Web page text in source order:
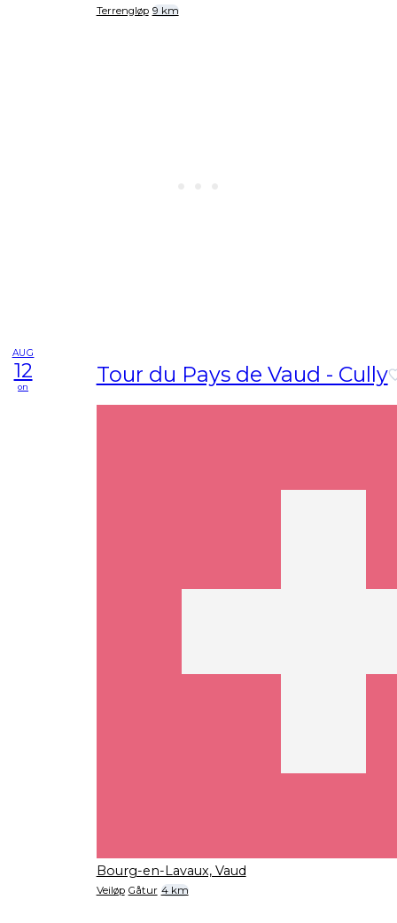
Terrengløp 9 km
AUG
12
on Tour du Pays de Vaud - Cully
Bourg-en-Lavaux, Vaud
Veiløp Gåtur 4 km